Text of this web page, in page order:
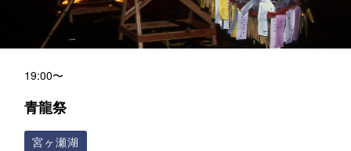
19:00〜
青龍祭
宮ヶ瀬湖